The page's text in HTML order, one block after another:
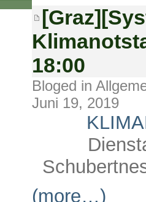
18:00
Bloged in
Juni 19, 2019
(more…)